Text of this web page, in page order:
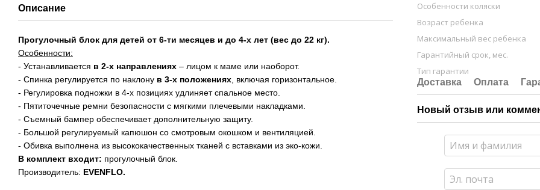
Описание
Прогулочный блок для детей от 6-ти месяцев и до 4-х лет (вес до 22 кг).
Особенности:
- Устанавливается в 2-х направлениях – лицом к маме или наоборот.
- Спинка регулируется по наклону в 3-х положениях , включая горизонтальное.
- Регулировка подножки в 4-х позициях удлиняет спальное место.
- Пятиточечные ремни безопасности с мягкими плечевыми накладками.
- Съемный бампер обеспечивает дополнительную защиту.
- Большой регулируемый капюшон со смотровым окошком и вентиляцией.
- Обивка выполнена из высококачественных тканей с вставками из эко-кожи.
В комплект входит: прогулочный блок.
Производитель: EVENFLO.
Особенности коляски
Возраст ребенка
Максимальный вес ребенка
Гарантийный срок, мес.
Тип гарантии
Доставка Оплата
Новый отзыв или